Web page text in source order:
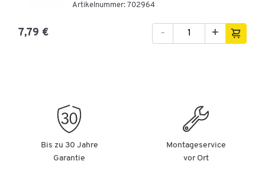
Artikelnummer: 702964
7,79 € +
-
Bis zu 30 Jahre
Garantie
Montageservice
vor Ort